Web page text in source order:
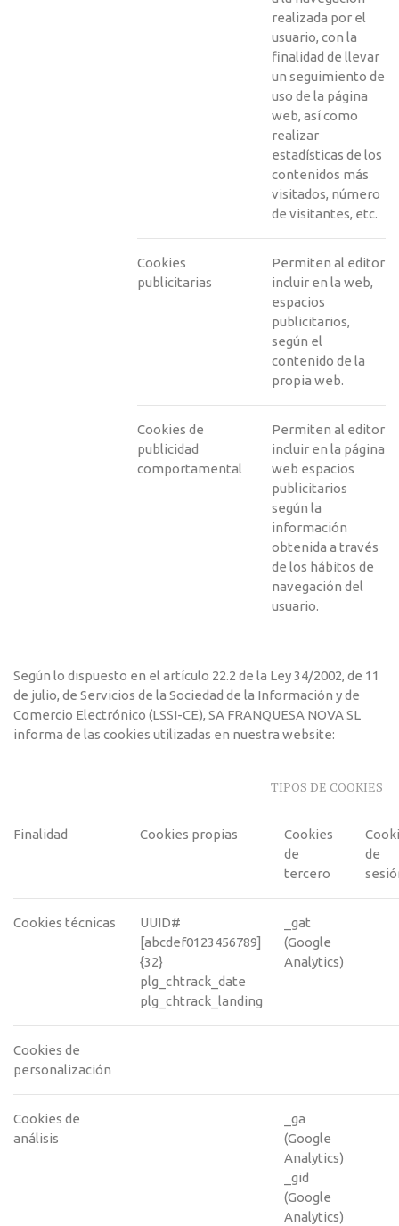
realizada por el
usuario, con la
finalidad de llevar
un seguimiento de
uso de la página
web, así como
realizar
estadísticas de los
contenidos más
visitados, número
de visitantes, etc.
Cookies
publicitarias
Permiten al editor
incluir en la web,
espacios
publicitarios,
según el
contenido de la
propia web.
Cookies de
publicidad
comportamental
Permiten al editor
incluir en la página
web espacios
publicitarios
según la
información
obtenida a través
de los hábitos de
navegación del
usuario.
Según lo dispuesto en el artículo 22.2 de la Ley 34/2002, de 11
de julio, de Servicios de la Sociedad de la Información y de
Comercio Electrónico (LSSI-CE), SA FRANQUESA NOVA SL
informa de las cookies utilizadas en nuestra website:
TIPOS DE COOKIES
Finalidad Cookies propias
Cookies
de
tercero
de
Cookies técnicas
UUID#
[abcdef0123456789]
{32}
plg_chtrack_date
plg_chtrack_landing
_gat
(Google
Analytics)
Cookies de
personalización
Cookies de
análisis
_ga
(Google
Analytics)
_gid
(Google
Analytics)